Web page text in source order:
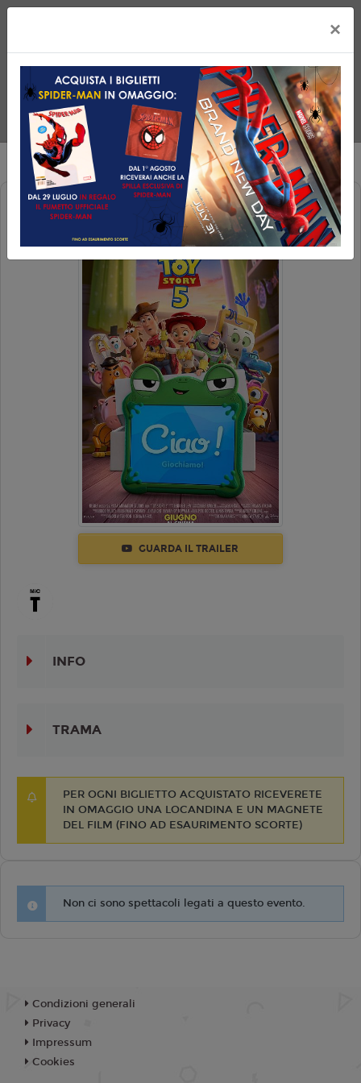
TOY STORY 5
GUARDA IL TRAILER
INFO
TRAMA
PER OGNI BIGLIETTO ACQUISTATO RICEVERETE
IN OMAGGIO UNA LOCANDINA E UN MAGNETE
DEL FILM (FINO AD ESAURIMENTO SCORTE)
Non ci sono spettacoli legati a questo evento.
×
Condizioni generali
Privacy
Impressum
Cookies